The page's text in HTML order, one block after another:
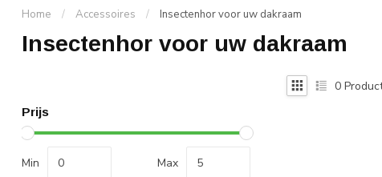
Home / Accessoires / Insectenhor voor uw dakraam
Insectenhor voor uw dakraam
Prijs
Min Max
0